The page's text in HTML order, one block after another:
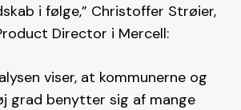
i følge,” Christoffer Strøier,
Director i Mercell:
viser, at kommunerne og
grad benytter sig af mange